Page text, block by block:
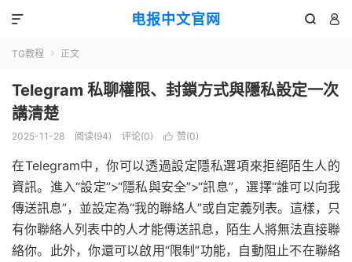
电报中文官网  

TG教程  正文
Telegram 私聊權限、封鎖方式與隱私設定一次
講清楚
2025-11-28 阅读(94) 评论(0)  赞(0)
在Telegram中，你可以透過設定隱私選項來拒絕陌生人的
資訊。進入“設定”>“隱私與安全”>“訊息”，選擇“誰可以向我
傳送訊息”，並設定為“我的聯絡人”或自定義列表。這樣，只
有你聯絡人列表中的人才能傳送訊息，陌生人將無法直接聯
絡你。此外，你還可以啟用“限制”功能，自動阻止不在聯絡